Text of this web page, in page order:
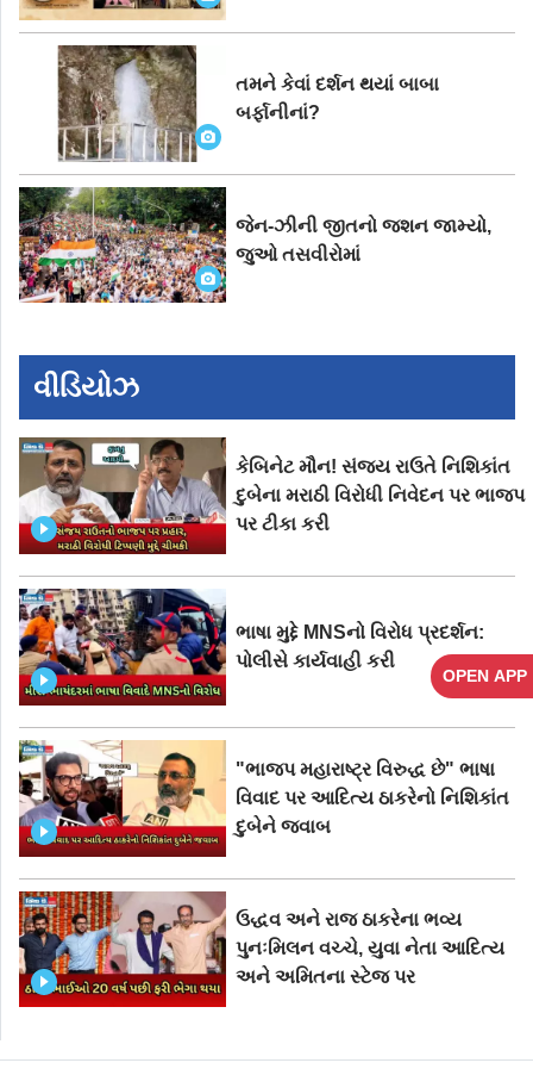
OPEN APP
તમને કેવાં દર્શન થયાં બાબા
બર્ફાનીનાં?
જેન-ઝીની જીતનો જશન જામ્યો,
જુઓ તસવીરોમાં
વીડિયોઝ
કેબિનેટ મૌન! સંજય રાઉતે નિશિકાંત
દુબેના મરાઠી વિરોધી નિવેદન પર ભાજપ
પર ટીકા કરી
ભાષા મુદ્દે MNSનો વિરોધ પ્રદર્શન:
પોલીસે કાર્યવાહી કરી
"ભાજપ મહારાષ્ટ્ર વિરુદ્ધ છે" ભાષા
વિવાદ પર આદિત્ય ઠાકરેનો નિશિકાંત
દુબેને જવાબ
ઉદ્ધવ અને રાજ ઠાકરેના ભવ્ય
પુનઃમિલન વચ્ચે, યુવા નેતા આદિત્ય
અને અમિતના સ્ટેજ પર